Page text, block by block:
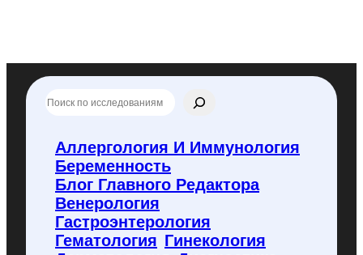
о
Аллергология И Иммунология
Беременность
Блог Главного Редактора
Венерология
Гастроэнтерология
Гематология Гинекология